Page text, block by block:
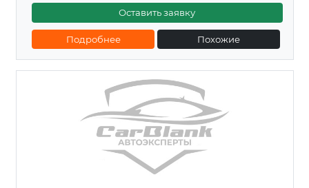
Оставить заявку
Подробнее Похожие